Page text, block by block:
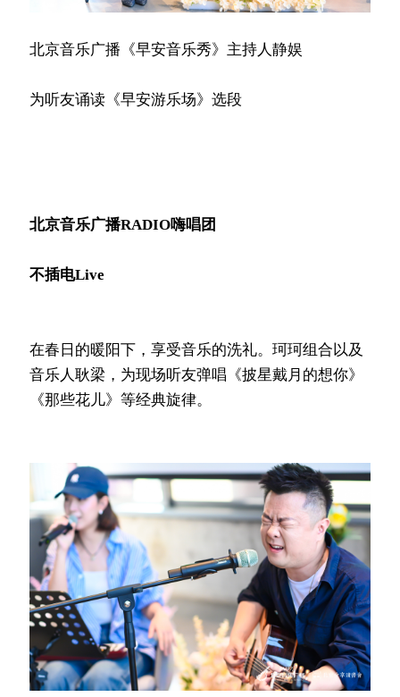
北京音乐广播《早安音乐秀》主持人静娱
为听友诵读《早安游乐场》选段
北京音乐广播RADIO嗨唱团
不插电Live
在春日的暖阳下，享受音乐的洗礼。珂珂组合以及
音乐人耿梁，为现场听友弹唱《披星戴月的想你》
《那些花儿》等经典旋律。